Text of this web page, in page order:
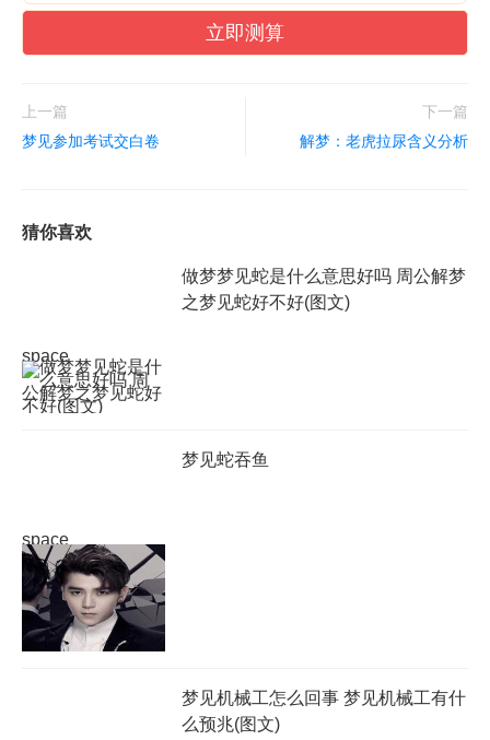
立即测算
上一篇
梦见参加考试交白卷
下一篇
解梦：老虎拉尿含义分析
猜你喜欢
space
做梦梦见蛇是什么意思好吗 周公解梦
之梦见蛇好不好(图文)
space
梦见蛇吞鱼
梦见机械工怎么回事 梦见机械工有什
么预兆(图文)